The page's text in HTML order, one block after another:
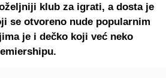
klub za igrati, a dosta je
se otvoreno nude popularnim
je i dečko koji već neko